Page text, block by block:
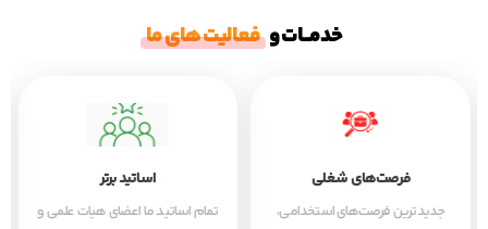
خدمـــات وفعالیت های ما
فرصت‌های شغلی
جدیدترین فرصت‌های استخدامی،
اساتید برتر
تمام اساتید ما اعضای هیات علمی و